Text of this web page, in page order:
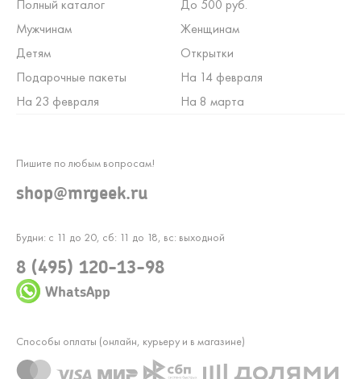
Полный каталог
До 500 руб.
Мужчинам
Женщинам
Детям
Открытки
Подарочные пакеты
На 14 февраля
На 23 февраля
На 8 марта
Будни: с 11 до 20, сб: 11 до 18, вс: выходной
8 (495) 120-13-98
WhatsApp
Пишите по любым вопросам!
shop@mrgeek.ru
Способы оплаты (онлайн, курьеру и в магазине)